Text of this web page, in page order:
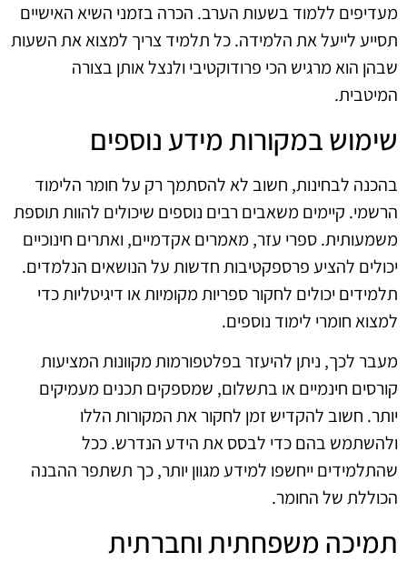
מעדיפים ללמוד בשעות הערב. הכרה בזמני השיא האישיים
תסייע לייעל את הלמידה. כל תלמיד צריך למצוא את השעות
שבהן הוא מרגיש הכי פרודוקטיבי ולנצל אותן בצורה
המיטבית.
שימוש במקורות מידע נוספים
בהכנה לבחינות, חשוב לא להסתמך רק על חומר הלימוד
הרשמי. קיימים משאבים רבים נוספים שיכולים להוות תוספת
משמעותית. ספרי עזר, מאמרים אקדמיים, ואתרים חינוכיים
יכולים להציע פרספקטיבות חדשות על הנושאים הנלמדים.
תלמידים יכולים לחקור ספריות מקומיות או דיגיטליות כדי
למצוא חומרי לימוד נוספים.
מעבר לכך, ניתן להיעזר בפלטפורמות מקוונות המציעות
קורסים חינמיים או בתשלום, שמספקים תכנים מעמיקים
יותר. חשוב להקדיש זמן לחקור את המקורות הללו
ולהשתמש בהם כדי לבסס את הידע הנדרש. ככל
שהתלמידים ייחשפו למידע מגוון יותר, כך תשתפר ההבנה
הכוללת של החומר.
תמיכה משפחתית וחברתית